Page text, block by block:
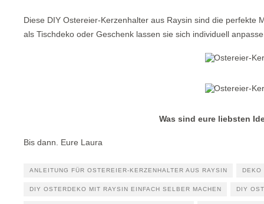
Diese DIY Ostereier-Kerzenhalter aus Raysin sind die perfekte
als Tischdeko oder Geschenk lassen sie sich individuell
Was sind eure liebsten
Bis dann. Eure Laura
ANLEITUNG FÜR OSTEREIER-KERZENHALTER AUS RAYSIN DEKO
DIY OSTERDEKO MIT RAYSIN EINFACH SELBER MACHEN DIY